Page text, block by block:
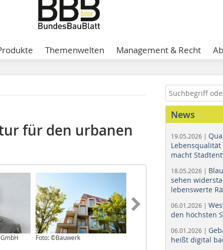
Themenwelten Management & Recht
für den urbanen
Foto: ©Bauwerk Foto: ©Bauwerk
News
19.05.2026 |
macht
18.05.2026 |
sehen
lebenswerte
06.01.2026 |
den höchsten
06.01.2026 |
heißt digital